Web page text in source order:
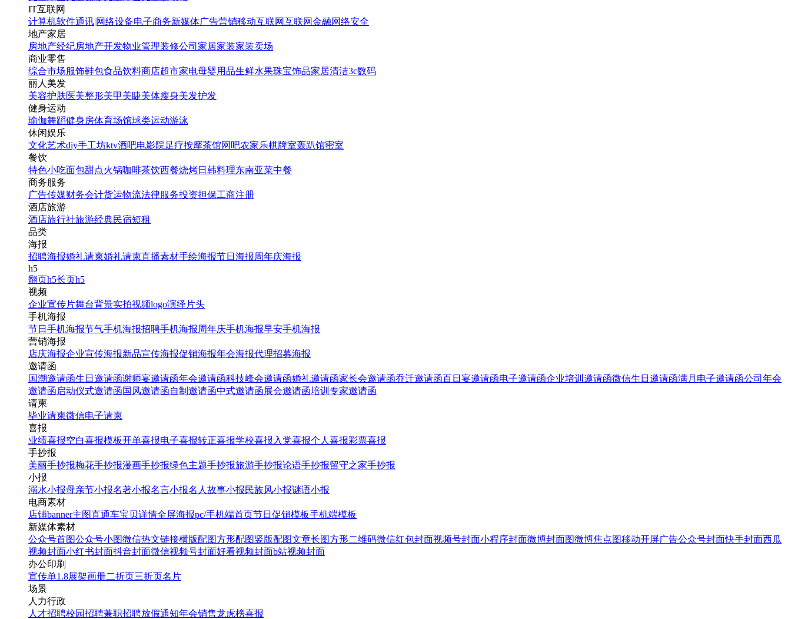
IT互联网
计算机软件通讯|网络设备电子商务新媒体广告营销移动互联网互联网金融网络安全
地产家居
房地产经纪房地产开发物业管理装修公司 家居家装家装卖场
商业零售
综合市场服饰鞋包食品饮料商店超市家电母婴用品生鲜水果珠宝饰品家居清洁3c数码
丽人美发
美容护肤医美整形美甲美睫美体瘦身美发护发
健身运动
瑜伽舞蹈健身房体育场馆球类运动游泳
休闲娱乐
文化艺术diy手工坊ktv酒吧电影院足疗按摩茶馆网吧农家乐棋牌室轰趴馆密室
餐饮
特色小吃面包甜点火锅咖啡茶饮西餐烧烤日韩料理东南亚菜中餐
商务服务
广告传媒财务会计货运物流法律服务投资担保工商注册
酒店旅游
酒店旅行社旅游经典民宿短租
品类
海报
招聘海报婚礼请柬婚礼请柬直播素材手绘海报节日海报周年庆海报
h5
翻页h5长页h5
视频
企业宣传片舞台背景实拍视频logo演绎 片头
手机海报
节日手机海报节气手机海报招聘手机海报周年庆手机海报早安手机海报
营销海报
店庆海报企业宣传海报新品宣传海报促销海报年会海报代理招募海报
邀请函
国潮邀请函生日邀请函谢师宴邀请函年会邀请函科技峰会邀请函婚礼邀请函家长会邀请函乔迁邀请函百日宴邀请函电子邀请函企业培训邀请函微信生日邀请函满月电子邀请函公司年会
邀请函 启动仪式邀请函国风邀请函自制邀请函中式邀请函展会邀请函培训专家邀请函
请柬
毕业请柬微信电子请柬
喜报
业绩喜报空白喜报模板开单喜报电子喜报转正喜报学校喜报 入党喜报个人喜报彩票喜报
手抄报
美丽手抄报梅花手抄报漫画手抄报绿色主题手抄报旅游手抄报论语手抄报留守之家手抄报
小报
溺水小报母亲节小报名著小报名言小报名人故事小报民族风小报谜语小报
电商素材
店铺banner主图直通车宝贝详情全屏海报pc/手机端首页节日促销模板手机端模板
新媒体素材
公众号首图公众号小图微信热文链接横版配图方形配图竖版配图文章长图方形二维码微信红包封面视频号封面小程序封面微博封面图微博焦点图移动开屏广告公众号封面快手封面西瓜
视频封面小红书封面抖音封面微信视频号封面好看视频封面b站视频封面
办公印刷
宣传单1.8展架画册二折页三折页名片
场景
人力行政
人才招聘校园招聘兼职招聘放假通知年会销售龙虎榜喜报